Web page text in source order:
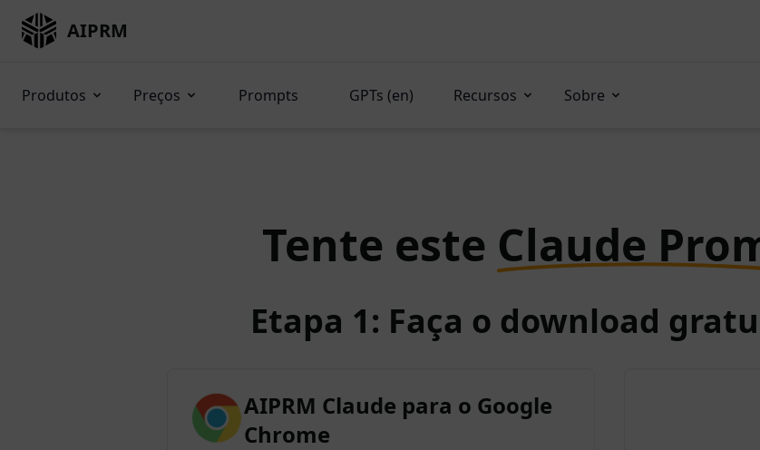
AIPRM
Produtos Preços Prompts GPTs (en) Recursos Sobre
Tente este Claude
Etapa 1: Faça o download
AIPRM Claude para o Google
Chrome